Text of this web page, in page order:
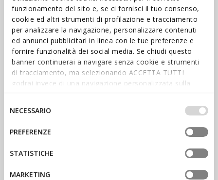
funzionamento del sito e, se ci fornisci il tuo consenso,
cookie ed altri strumenti di profilazione e tracciamento
per analizzare la navigazione, personalizzare contenuti
ed annunci pubblicitari in linea con le tue preferenze e
fornire funzionalità dei social media. Se chiudi questo
banner continuerai a navigare senza cookie e strumenti
di tracciamento, ma selezionando ACCETTA TUTTI
godrai invece di una navigazione personalizzata sulla
base dei tuoi gusti ed interessi. Selezionando
IMPOSTAZIONI potrai anche scegliere quali cookies ed
altri strumenti di tracciamento autorizzare. Per maggiori
informazioni o per modificare in qualsiasi momento le
tue impostazioni, visita la nostra
consenso
NECESSARIO
PREFERENZE
STATISTICHE
MARKETING